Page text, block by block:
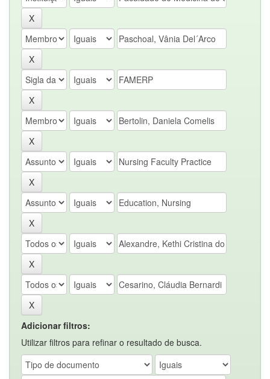
Adicionar filtros:
Utilizar filtros para refinar o resultado de busca.